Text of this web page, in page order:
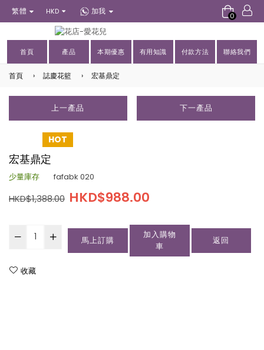
繁體 HKD 加我 0
首頁 產品 本期優惠 有用知識 付款方法 聯絡我們
首頁 › 誌慶花籃 › 宏基鼎定
上一產品 下一產品
HOT
宏基鼎定
少量庫存 fafabk 020
HKD$1,388.00 HKD$988.00
馬上訂購
加入購物
車
返回
收藏